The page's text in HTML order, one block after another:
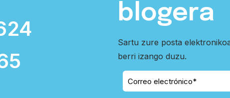
blogera
Sartu zure posta
berri izango duzu.